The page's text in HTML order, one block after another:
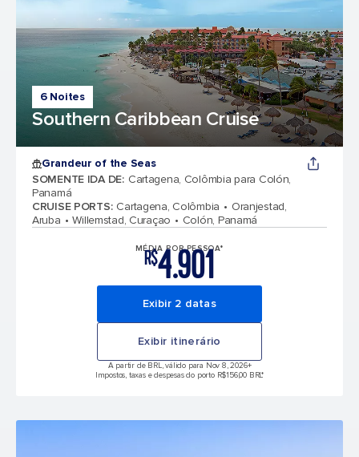
6 Noites
Southern Caribbean Cruise
Grandeur of the Seas
SOMENTE IDA DE: Cartagena, Colômbia para Colón,
Panamá
CRUISE PORTS: Cartagena, Colômbia
Oranjestad,
Aruba
Willemstad, Curaçao Colón, Panamá
MÉDIA POR PESSOA*
R$4.901
Exibir 2 datas
Exibir itinerário
A partir de BRL, válido para Nov 8, 2026+
Impostos, taxas e despesas do porto R$156,00 BRL*